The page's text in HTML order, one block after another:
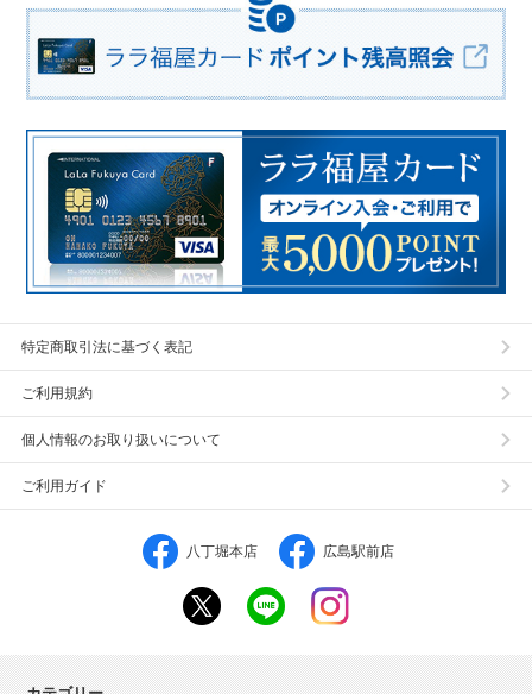
特定商取引法に基づく表記
ご利用規約
個人情報のお取り扱いについて
ご利用ガイド
八丁堀本店 広島駅前店